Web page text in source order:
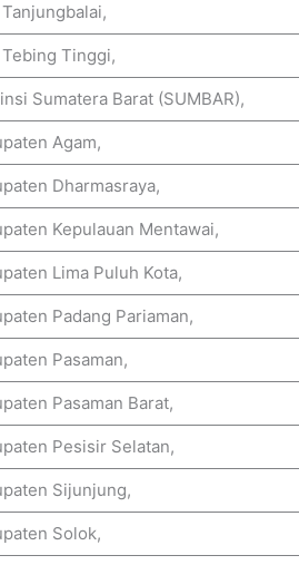
Tinggi,
Sumatera Barat (SUMBAR),
Agam,
Dharmasraya,
Kepulauan Mentawai,
Lima Puluh Kota,
Padang Pariaman,
Pasaman,
Pasaman Barat,
Pesisir Selatan,
Sijunjung,
Solok,